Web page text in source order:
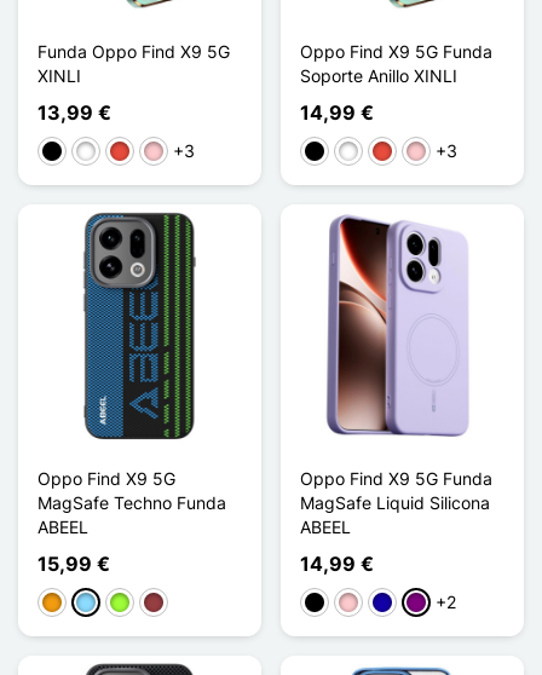
Funda Oppo Find X9 5G
XINLI
13,99 €
NegroBlancoRojoRosa+3
Oppo Find X9 5G Funda
Soporte Anillo XINLI
14,99 €
NegroBlancoRojoRosa+3
Oppo Find X9 5G
MagSafe Techno Funda
ABEEL
15,99 €
NaranjaAzul claroVerde manzana
Rojo oscuro
Oppo Find X9 5G Funda
MagSafe Liquid Silicona
ABEEL
14,99 €
NegroRosaAzul oscuro
Púrpura
+2